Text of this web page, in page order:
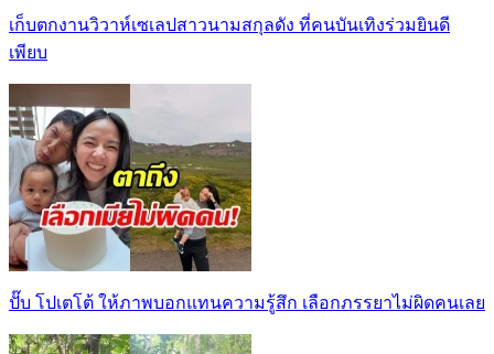
เก็บตกงานวิวาห์เซเลปสาวนามสกุลดัง ที่คนบันเทิงร่วมยินดี
เพียบ
ปั๊บ โปเตโต้ ให้ภาพบอกแทนความรู้สึก เลือกภรรยาไม่ผิดคนเลย